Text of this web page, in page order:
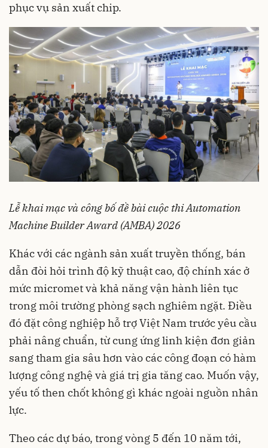
phục vụ sản xuất chip.
Lễ khai mạc và công bố đề bài cuộc thi Automation
Machine Builder Award (AMBA) 2026
Khác với các ngành sản xuất truyền thống, bán
dẫn đòi hỏi trình độ kỹ thuật cao, độ chính xác ở
mức micromet và khả năng vận hành liên tục
trong môi trường phòng sạch nghiêm ngặt. Điều
đó đặt công nghiệp hỗ trợ Việt Nam trước yêu cầu
phải nâng chuẩn, từ cung ứng linh kiện đơn giản
sang tham gia sâu hơn vào các công đoạn có hàm
lượng công nghệ và giá trị gia tăng cao. Muốn vậy,
yếu tố then chốt không gì khác ngoài nguồn nhân
lực.
Theo các dự báo, trong vòng 5 đến 10 năm tới,